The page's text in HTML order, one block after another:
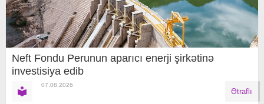
Neft Fondu Perunun aparıcı enerji şirkətinə
investisiya edib
07.08.2026
Ətraflı